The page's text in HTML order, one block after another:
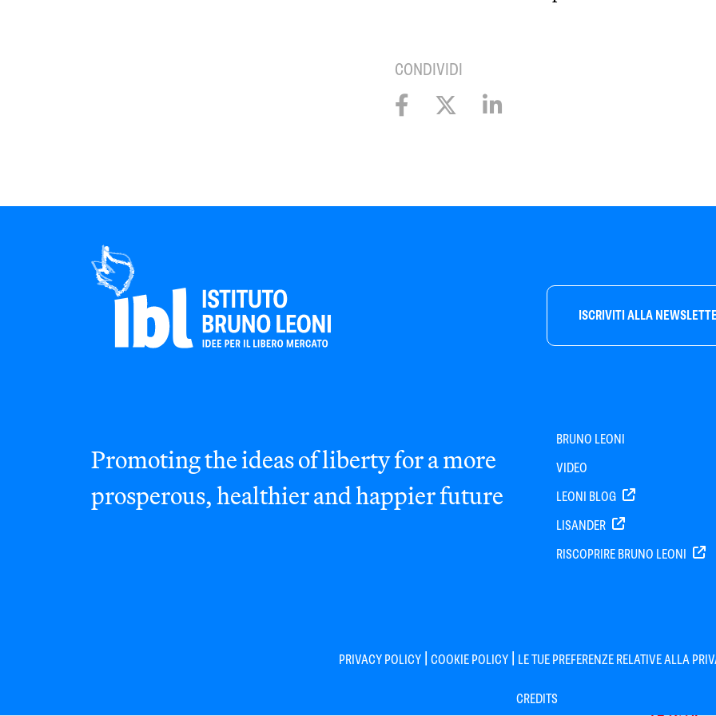
CONDIVIDI
ISCRIVITI ALLA
Promoting the ideas of liberty for a more
prosperous, healthier and happier future
BRUNO LEONI
VIDEO
LEONI BLOG
LISANDER
RISCOPRIRE BRUNO LEONI
PRIVACY POLICY | COOKIE POLICY | LE TUE PREFERENZE RELATIVE ALLA
CREDITS